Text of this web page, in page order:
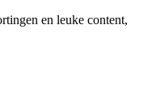
en leuke content,